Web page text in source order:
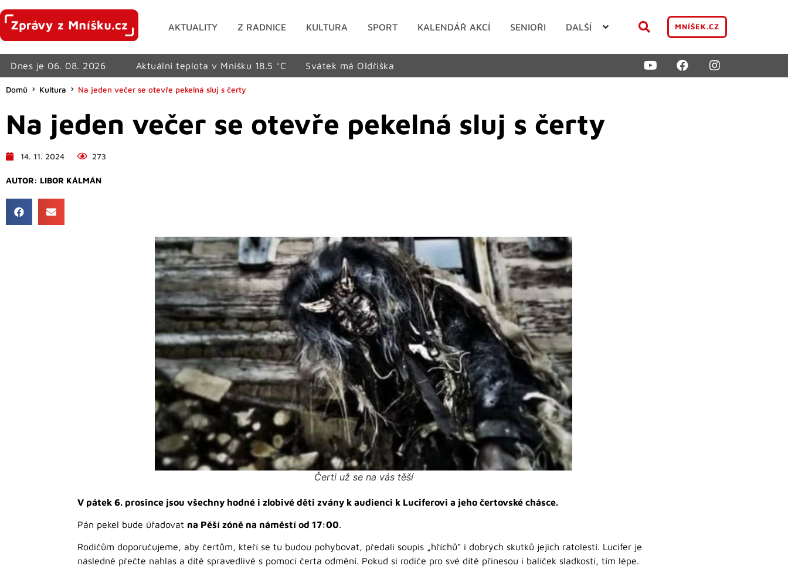
AKTUALITY Z RADNICE KULTURA SPORT KALENDÁŘ AKCÍ SENIOŘI DALŠÍ MNÍŠEK.CZ
Dnes je 06. 08. 2026 Aktuální teplota v Mníšku 18.5 °C Svátek má Oldřiška
Domů Kultura Na jeden večer se otevře pekelná sluj s čerty
Na jeden večer se otevře pekelná sluj s čerty
14. 11. 2024 273
AUTOR: LIBOR KÁLMÁN
Čerti už se na vás těší
V pátek 6. prosince jsou všechny hodné i zlobivé děti zvány k audienci k Luciferovi a jeho čertovské chásce.
Pán pekel bude úřadovat na Pěší zóně na náměstí od 17:00.
Rodičům doporučujeme, aby čertům, kteří se tu budou pohybovat, předali soupis „hříchů“ i dobrých skutků jejich ratolestí. Lucifer je
následně přečte nahlas a dítě spravedlivě s pomocí čerta odmění. Pokud si rodiče pro své dítě přinesou i balíček sladkostí, tím lépe.